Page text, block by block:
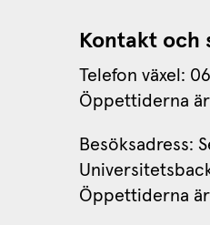
Kontakt och
Telefon växel:
Öppettiderna
Besöksadress:
Öppettiderna